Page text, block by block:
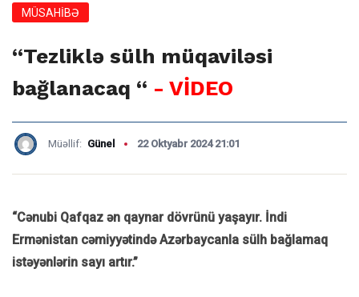
MÜSAHİBƏ
“Tezliklə sülh müqaviləsi
bağlanacaq “ - VİDEO
Müəllif: Günel 22 Oktyabr 2024 21:01
“Cənubi Qafqaz ən qaynar dövrünü yaşayır. İndi
Ermənistan cəmiyyətində Azərbaycanla sülh bağlamaq
istəyənlərin sayı artır.”